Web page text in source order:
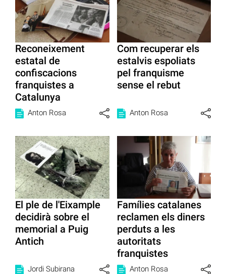
Reconeixement
estatal de
confiscacions
franquistes a
Catalunya
Anton Rosa
Com recuperar els
estalvis espoliats
pel franquisme
sense el rebut
Anton Rosa
El ple de l'Eixample
decidirà sobre el
memorial a Puig
Antich
Jordi Subirana
Famílies catalanes
reclamen els diners
perduts a les
autoritats
franquistes
Anton Rosa